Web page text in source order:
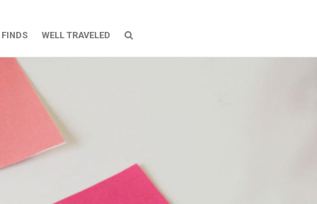
FINDS WELL TRAVELED